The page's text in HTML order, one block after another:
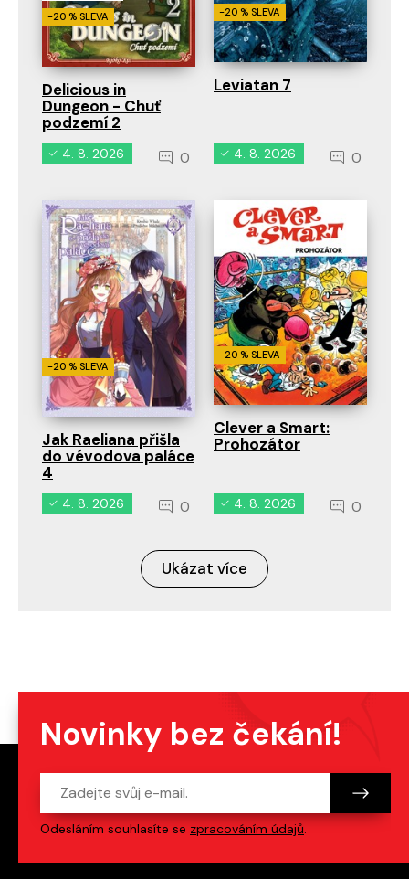
-20 % SLEVA
Delicious in
Dungeon - Chuť
podzemí 2
4. 8. 2026 0
-20 % SLEVA
Leviatan 7
4. 8. 2026 0
-20 % SLEVA
Jak Raeliana přišla
do vévodova paláce
4
4. 8. 2026 0
-20 % SLEVA
Clever a Smart:
Prohozátor
4. 8. 2026 0
Ukázat více
Novinky bez čekání!
Odesláním souhlasíte se zpracováním údajů.